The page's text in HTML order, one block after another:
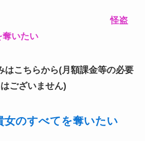
怪盗
奪いたい
はこちらから(月額課金等の必要
はございません)
女のすべてを奪いたい